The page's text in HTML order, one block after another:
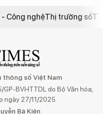
- Công nghệThị trường số
thông số Việt Nam
BVHTTDL do Bộ Văn hóa,
ngày 27/11/2025
Bá Kiên